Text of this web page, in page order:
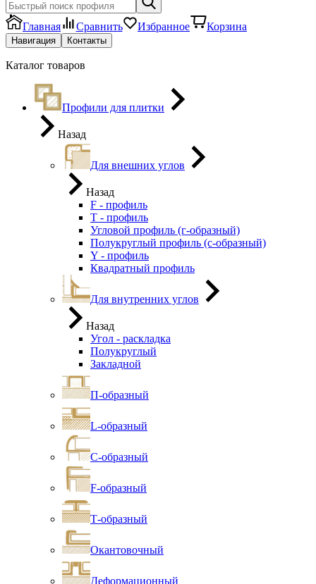
Главная Сравнить Избранное Корзина
Навигация Контакты
Каталог товаров
Профили для плитки
Назад
Для внешних углов
Назад
F - профиль
Т - профиль
Угловой профиль (г-образный)
Полукруглый профиль (с-образный)
Y - профиль
Квадратный профиль
Для внутренних углов
Назад
Угол - раскладка
Полукруглый
Закладной
П-образный
L-образный
С-образный
F-образный
Т-образный
Окантовочный
Деформационный